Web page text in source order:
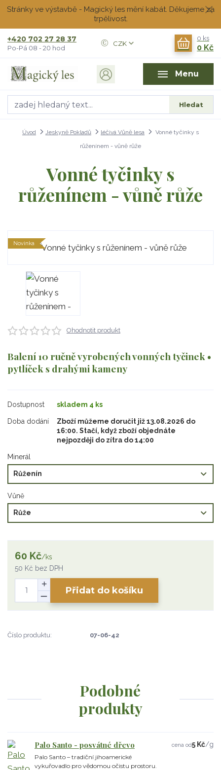
Stránky ve výstavbě - Magický les mění kabát. Děkujeme za
trpělivost.
Menu
CZK
Hledat
+420 702 27 28 37
Po-Pá 08 - 20 hod
0 ks
0 Kč
Úvod Jeskyně Pokladů léčivá Vůně lesa
Vonné tyčinky s
růženínem - vůně růže
Vonné tyčinky s
růženínem - vůně růže
Novinka
Ohodnotit produkt
Balení 10 ručně vyrobených vonných tyčinek •
pytlíček s drahými kameny
Dostupnost skladem 4 ks
Doba dodání
Zboží můžeme doručit již 13.08.2026 do
16:00. Stačí, když zboží objednáte
nejpozději do zítra do 14:00
Minerál
Vůně
60 Kč/ks
50 Kč bez DPH
Přidat do košíku
Číslo produktu: 07-06-42
Podobné
produkty
Palo Santo - posvátné dřevo
Palo Santo – tradiční jihoamerické
vykuřovadlo pro vědomou očistu prostoru.
cena od5 Kč/g